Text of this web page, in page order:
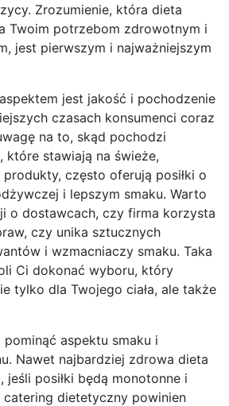
Zrozumienie, która dieta
Twoim potrzebom zdrowotnym i
jest pierwszym i najważniejszym
jest jakość i pochodzenie
czasach konsumenci coraz
na to, skąd pochodzi
które stawiają na świeże,
często oferują posiłki o
i lepszym smaku. Warto
o dostawcach, czy firma korzysta
czy unika sztucznych
i wzmacniaczy smaku. Taka
Ci dokonać wyboru, który
tylko dla Twojego ciała, ale także
aspektu smaku i
Nawet najbardziej zdrowa dieta
jeśli posiłki będą monotonne i
catering dietetyczny powinien